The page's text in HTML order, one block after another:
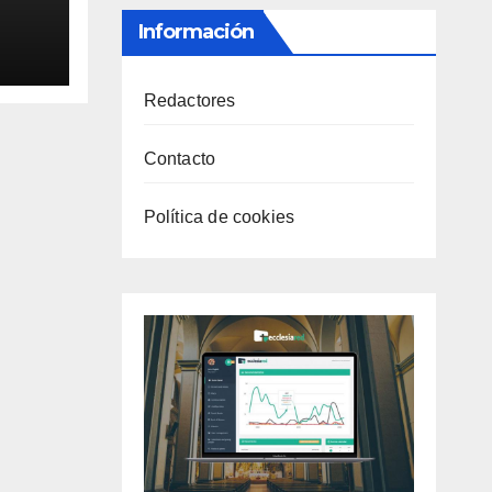
Información
Redactores
Contacto
Política de cookies